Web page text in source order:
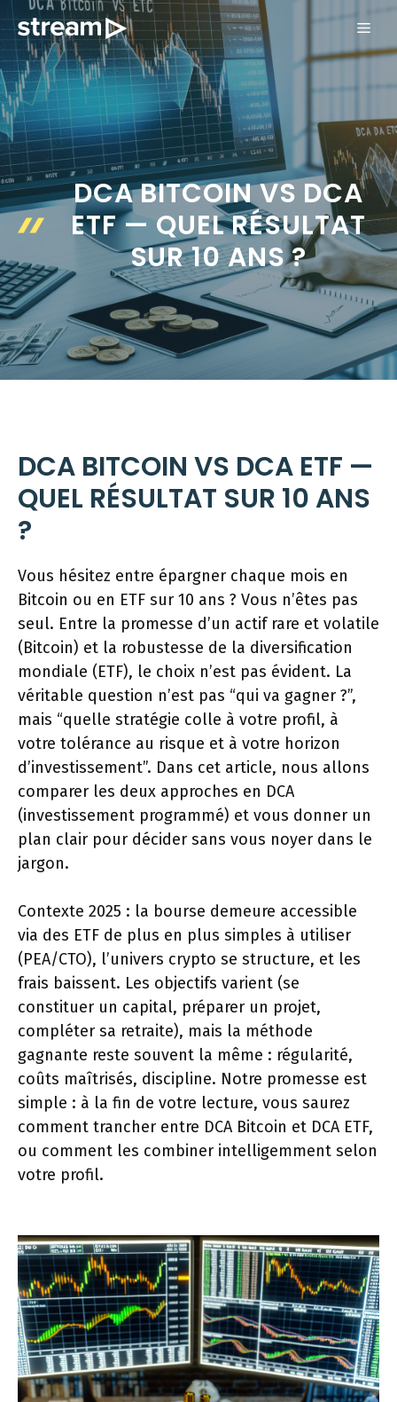
Aller
au
contenu
DCA BITCOIN VS DCA
ETF — QUEL RÉSULTAT
SUR 10 ANS ?
DCA BITCOIN VS DCA ETF —
QUEL RÉSULTAT SUR 10 ANS
?
Vous hésitez entre épargner chaque mois en
Bitcoin ou en ETF sur 10 ans ? Vous n’êtes pas
seul. Entre la promesse d’un actif rare et volatile
(Bitcoin) et la robustesse de la diversification
mondiale (ETF), le choix n’est pas évident. La
véritable question n’est pas “qui va gagner ?”,
mais “quelle stratégie colle à votre profil, à
votre tolérance au risque et à votre horizon
d’investissement”. Dans cet article, nous allons
comparer les deux approches en DCA
(investissement programmé) et vous donner un
plan clair pour décider sans vous noyer dans le
jargon.
Contexte 2025 : la bourse demeure accessible
via des ETF de plus en plus simples à utiliser
(PEA/CTO), l’univers crypto se structure, et les
frais baissent. Les objectifs varient (se
constituer un capital, préparer un projet,
compléter sa retraite), mais la méthode
gagnante reste souvent la même : régularité,
coûts maîtrisés, discipline. Notre promesse est
simple : à la fin de votre lecture, vous saurez
comment trancher entre DCA Bitcoin et DCA ETF,
ou comment les combiner intelligemment selon
votre profil.